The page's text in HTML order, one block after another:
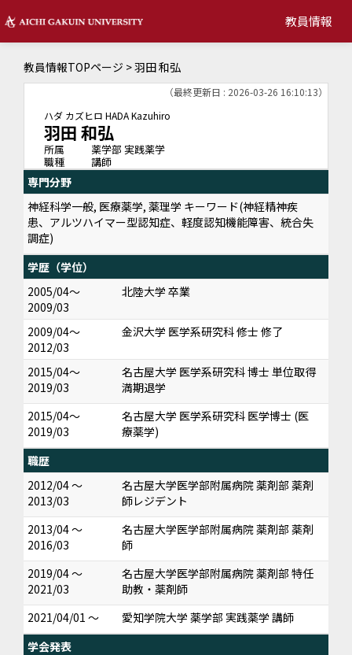
教員情報
教員情報TOPページ > 羽田 和弘
（最終更新日 : 2026-03-26 16:10:13）
ハダ カズヒロ HADA Kazuhiro
羽田 和弘
所属
薬学部 実践薬学
職種
講師
専門分野
神経科学一般, 医療薬学, 薬理学 キーワード(神経精神疾
患、アルツハイマー型認知症、軽度認知機能障害、統合失
調症)
学歴（学位）
2005/04～
2009/03
北陸大学 卒業
2009/04～
2012/03
金沢大学 医学系研究科 修士 修了
2015/04～
2019/03
名古屋大学 医学系研究科 博士 単位取得
満期退学
2015/04～
2019/03
名古屋大学 医学系研究科 医学博士 (医
療薬学)
職歴
2012/04 ～
2013/03
名古屋大学医学部附属病院 薬剤部 薬剤
師レジデント
2013/04 ～
2016/03
名古屋大学医学部附属病院 薬剤部 薬剤
師
2019/04 ～
2021/03
名古屋大学医学部附属病院 薬剤部 特任
助教・薬剤師
2021/04/01 ～
愛知学院大学 薬学部 実践薬学 講師
学会発表